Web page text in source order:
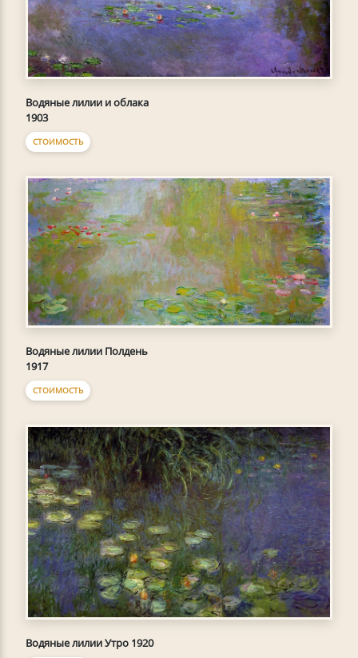
Водяные лилии и облака
1903
СТОИМОСТЬ
Водяные лилии Полдень
1917
СТОИМОСТЬ
Водяные лилии Утро 1920